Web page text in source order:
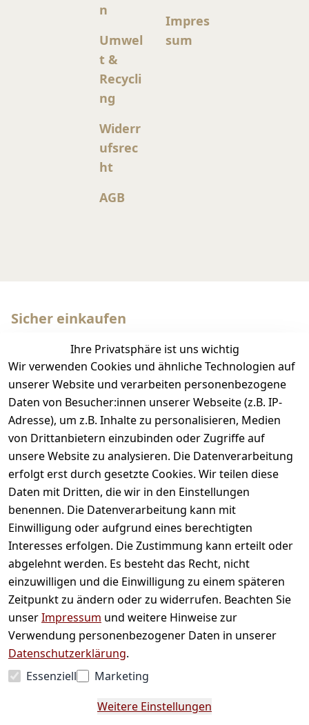
Ihre Privatsphäre ist uns wichtig
Wir verwenden Cookies und ähnliche Technologien auf
unserer Website und verarbeiten personenbezogene
Daten von Besucher:innen unserer Webseite (z.B. IP-
Adresse), um z.B. Inhalte zu personalisieren, Medien
von Drittanbietern einzubinden oder Zugriffe auf
unsere Website zu analysieren. Die Datenverarbeitung
erfolgt erst durch gesetzte Cookies. Wir teilen diese
Daten mit Dritten, die wir in den Einstellungen
benennen. Die Datenverarbeitung kann mit
Einwilligung oder aufgrund eines berechtigten
Interesses erfolgen. Die Zustimmung kann erteilt oder
abgelehnt werden. Es besteht das Recht, nicht
einzuwilligen und die Einwilligung zu einem späteren
Zeitpunkt zu ändern oder zu widerrufen. Beachten Sie
unserImpressum und weitere Hinweise zur
Verwendung personenbezogener Daten in unserer
Datenschutzerklärung.
Essenziell
Marketing
Weitere Einstellungen
n
Umwel
t &
Recycli
ng
Widerr
ufsrec
ht
AGB
Impres
sum
Sicher einkaufen
Wir versenden mit
Bequem und sicher bezahlen
Versandkosten und ggf. Nachnahmegebühren,